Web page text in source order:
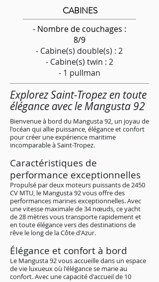
CABINES
- Nombre de couchages :
8/9
- Cabine(s) double(s) : 2
- Cabine(s) twin : 2
- 1 pullman
Explorez Saint-Tropez en toute
élégance avec le Mangusta 92
Bienvenue à bord du Mangusta 92, un joyau de
l'océan qui allie puissance, élégance et confort
pour créer une expérience maritime
incomparable à Saint-Tropez.
Caractéristiques de
performance exceptionnelles
Propulsé par deux moteurs puissants de 2450
CV MTU, le Mangusta 92 vous offre des
performances marines exceptionnelles. Avec
une vitesse maximale de 34 nœuds, ce yacht
de 28 mètres vous transporte rapidement et
en toute élégance vers des destinations de
rêve le long de la Côte d'Azur.
Élégance et confort à bord
Le Mangusta 92 vous accueille dans un espace
de vie luxueux où l'élégance se marie au
confort. Avec une capacité d'accueil de 10